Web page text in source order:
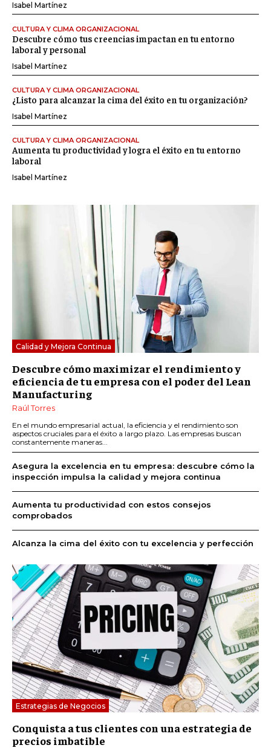
Isabel Martínez
CULTURA Y CLIMA ORGANIZACIONAL
Descubre cómo tus creencias impactan en tu entorno
laboral y personal
Isabel Martínez
CULTURA Y CLIMA ORGANIZACIONAL
¿Listo para alcanzar la cima del éxito en tu organización?
Isabel Martínez
CULTURA Y CLIMA ORGANIZACIONAL
Aumenta tu productividad y logra el éxito en tu entorno
laboral
Isabel Martínez
Calidad y Mejora Continua
Descubre cómo maximizar el rendimiento y
eficiencia de tu empresa con el poder del Lean
Manufacturing
Raúl Torres
En el mundo empresarial actual, la eficiencia y el rendimiento son
aspectos cruciales para el éxito a largo plazo. Las empresas buscan
constantemente maneras...
Asegura la excelencia en tu empresa: descubre cómo la
inspección impulsa la calidad y mejora continua
Aumenta tu productividad con estos consejos
comprobados
Alcanza la cima del éxito con tu excelencia y perfección
Estrategias de Negocios
Conquista a tus clientes con una estrategia de
precios imbatible